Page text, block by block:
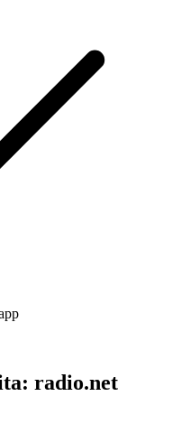
radio.net